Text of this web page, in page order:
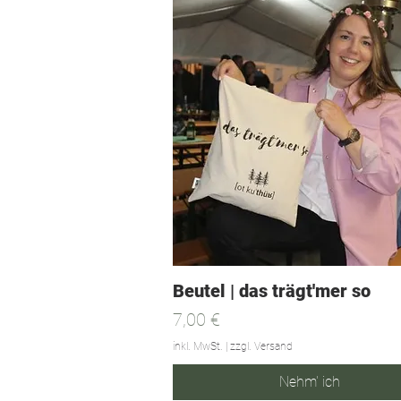
Beutel | das trägt'mer so
Preis
7,00 €
inkl. MwSt. | zzgl. Versand
Nehm' ich